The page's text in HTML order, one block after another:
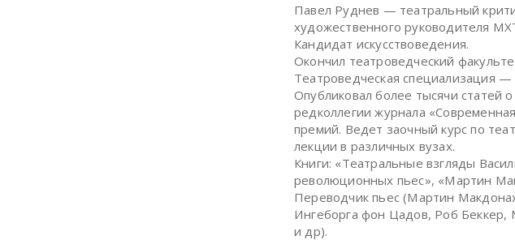
Павел Руднев — театральный
художественного руководителя
Кандидат искусствоведения.
Окончил театроведческий
Театроведческая специализация
Опубликовал более тысячи статей
редколлегии журнала
премий. Ведет заочный курс по
лекции в различных вузах.
Книги: «Театральные взгляды
революционных пьес», «Мартин
Переводчик пьес (Мартин
Ингеборга фон Цадов, Роб
и др).